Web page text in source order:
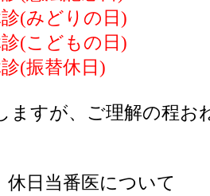
(みどりの日)
(こどもの日)
(振替休日)
ますが、ご理解の程お
日当番医について